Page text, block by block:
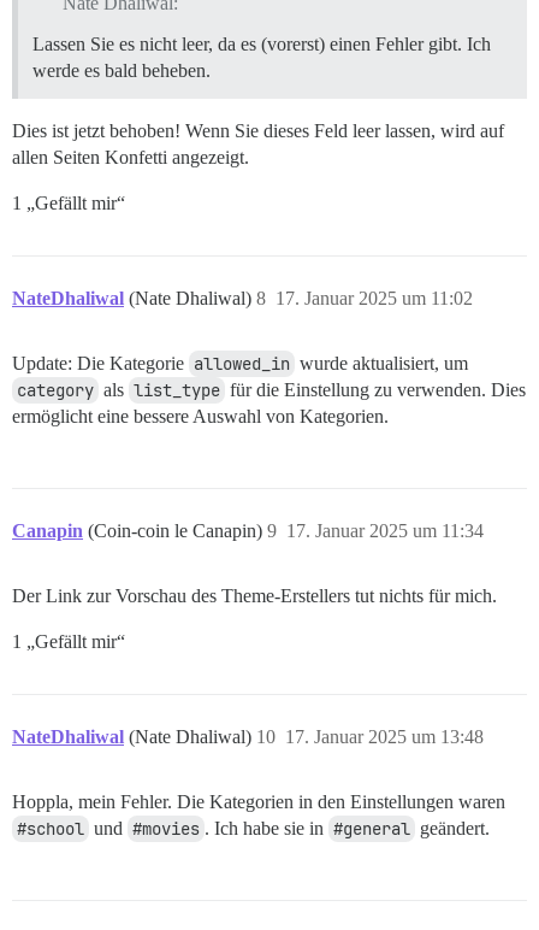
Lassen Sie es nicht leer, da es (vorerst) einen Fehler gibt. Ich
werde es bald beheben.
Dies ist jetzt behoben! Wenn Sie dieses Feld leer lassen, wird auf
allen Seiten Konfetti angezeigt.
1 „Gefällt mir“
NateDhaliwal (Nate Dhaliwal) 17. Januar 2025 um 11:02
8
Update: Die Kategorie allowed_in wurde aktualisiert, um
category als list_type für die Einstellung zu verwenden. Dies
ermöglicht eine bessere Auswahl von Kategorien.
Canapin (Coin-coin le Canapin) 17. Januar 2025 um 11:34
9
Der Link zur Vorschau des Theme-Erstellers tut nichts für mich.
1 „Gefällt mir“
NateDhaliwal (Nate Dhaliwal) 17. Januar 2025 um 13:48
10
Hoppla, mein Fehler. Die Kategorien in den Einstellungen waren
#school und #movies . Ich habe sie in #general geändert.